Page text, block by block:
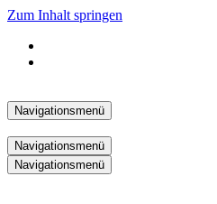
Zum Inhalt springen
Navigationsmenü
Navigationsmenü
Navigationsmenü